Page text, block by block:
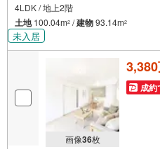
4LDK / 地上2階
土地100.04m2 /建物93.14m2
未入居
画像36枚
成約